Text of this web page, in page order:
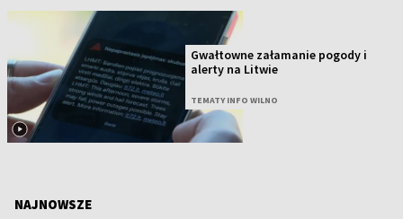
Gwałtowne załamanie pogody i
alerty na Litwie
TEMATY INFO WILNO
NAJNOWSZE